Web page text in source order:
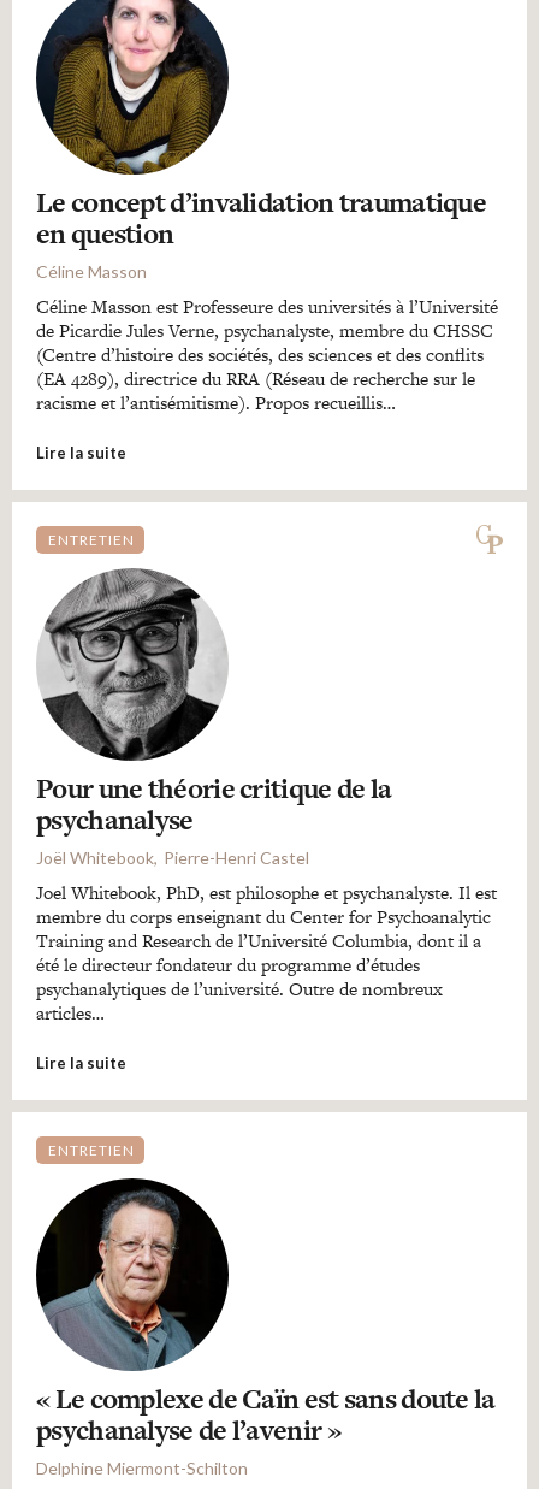
Le concept d’invalidation traumatique
en question
Céline Masson
Céline Masson est Professeure des universités à l’Université
de Picardie Jules Verne, psychanalyste, membre du CHSSC
(Centre d’histoire des sociétés, des sciences et des conflits
(EA 4289), directrice du RRA (Réseau de recherche sur le
racisme et l’antisémitisme). Propos recueillis…
Lire la suite
ENTRETIEN
Pour une théorie critique de la
psychanalyse
Joël Whitebook Pierre-Henri Castel
Joel Whitebook, PhD, est philosophe et psychanalyste. Il est
membre du corps enseignant du Center for Psychoanalytic
Training and Research de l’Université Columbia, dont il a
été le directeur fondateur du programme d’études
psychanalytiques de l’université. Outre de nombreux
articles…
Lire la suite
ENTRETIEN
« Le complexe de Caïn est sans doute la
psychanalyse de l’avenir »
Delphine Miermont-Schilton